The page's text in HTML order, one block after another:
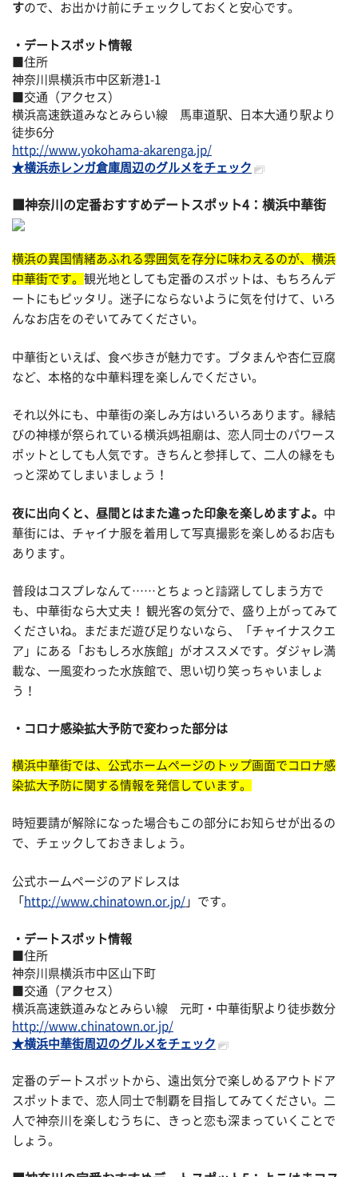
すので、お出かけ前にチェックしておくと安心です。
デートスポット情報
■住所
神奈川県横浜市中区新港1-1
■交通（アクセス）
横浜高速鉄道みなとみらい線 馬車道駅、日本大通り駅より
徒歩6分
http://www.yokohama-akarenga.jp/
★横浜赤レンガ倉庫周辺のグルメをチェック
神奈川の定番おすすめデートスポット4：横浜中華街
横浜の異国情緒あふれる雰囲気を存分に味わえるのが、横浜
中華街です。 観光地としても定番のスポットは、もちろんデ
ートにもピッタリ。迷子にならないように気を付けて、いろ
んなお店をのぞいてみてください。
中華街といえば、食べ歩きが魅力です。ブタまんや杏仁豆腐
など、本格的な中華料理を楽しんでください。
それ以外にも、中華街の楽しみ方はいろいろあります。縁結
びの神様が祭られている横浜媽祖廟は、恋人同士のパワース
ポットとしても人気です。きちんと参拝して、二人の縁をも
っと深めてしまいましょう！
夜に出向くと、昼間とはまた違った印象を楽しめますよ。 中
華街には、チャイナ服を着用して写真撮影を楽しめるお店も
あります。
普段はコスプレなんて……とちょっと躊躇してしまう方で
も、中華街なら大丈夫！ 観光客の気分で、盛り上がってみて
くださいね。まだまだ遊び足りないなら、「チャイナスクエ
ア」にある「おもしろ水族館」がオススメです。ダジャレ満
載な、一風変わった水族館で、思い切り笑っちゃいましょ
う！
コロナ感染拡大予防で変わった部分は
横浜中華街では、公式ホームページのトップ画面でコロナ感
染拡大予防に関する情報を発信しています。
時短要請が解除になった場合もこの部分にお知らせが出るの
で、チェックしておきましょう。
公式ホームページのアドレスは
「 http://www.chinatown.or.jp/ 」です。
デートスポット情報
■住所
神奈川県横浜市中区山下町
■交通（アクセス）
横浜高速鉄道みなとみらい線 元町・中華街駅より徒歩数分
http://www.chinatown.or.jp/
★横浜中華街周辺のグルメをチェック
定番のデートスポットから、遠出気分で楽しめるアウトドア
スポットまで、恋人同士で制覇を目指してみてください。二
人で神奈川を楽しむうちに、きっと恋も深まっていくことで
しょう。